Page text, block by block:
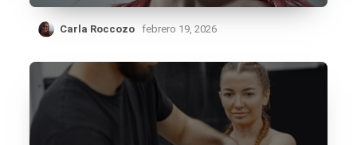
Carla Roccozo febrero 19, 2026